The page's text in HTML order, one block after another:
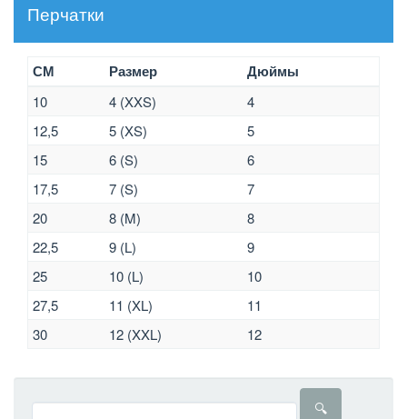
Перчатки
СМ Размер Дюймы
10 4 (XXS)
4
12,5
5 (XS)
5
15
6 (S)
6
17,5
7 (S)
7
20
8 (M)
8
22,5
9 (L)
9
25
10 (L)
10
27,5
11 (XL)
11
30
12 (XXL) 12
🔍